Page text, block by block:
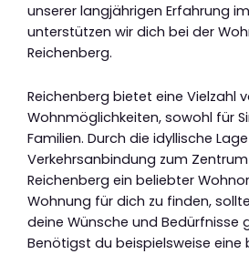
unserer langjährigen Erfahrung
unterstützen wir dich bei der
Reichenberg.
Reichenberg bietet eine Vielzahl
Wohnmöglichkeiten, sowohl für
Familien. Durch die idyllische
Verkehrsanbindung zum
Reichenberg ein beliebter
Wohnung für dich zu finden,
deine Wünsche und Bedürfnisse
Benötigst du beispielsweise eine